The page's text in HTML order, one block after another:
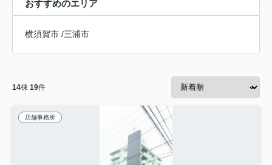
おすすめのエリア
横須賀市 /三浦市
14棟 19件
店舗事務所